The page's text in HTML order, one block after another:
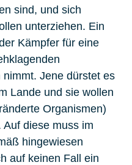
sind, und sich
unterziehen. Ein
Kämpfer für eine
Jene dürstet es
Lande und sie wollen
Organismen)
diese muss im
hingewiesen
auf keinen Fall ein